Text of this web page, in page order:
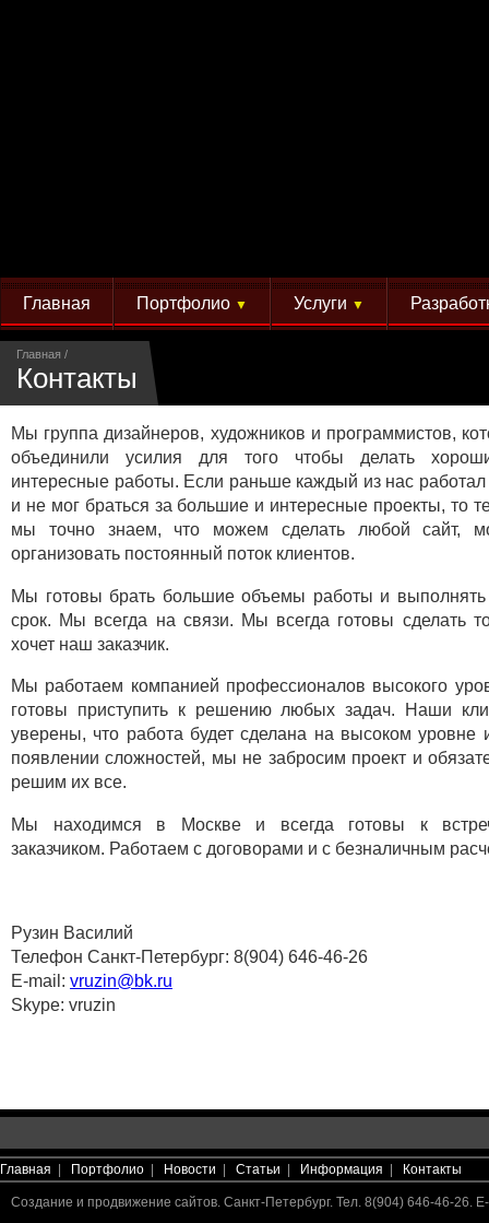
Главная Портфолио ▼ Услуги ▼
Главная
Контакты
Мы группа дизайнеров, художников и программистов,
объединили усилия для того чтобы делать
интересные работы. Если раньше каждый из нас работал
и не мог браться за большие и интересные проекты, то
мы точно знаем, что можем сделать любой сайт,
организовать постоянный поток клиентов.
Мы готовы брать большие объемы работы и
срок. Мы всегда на связи. Мы всегда готовы сделать
хочет наш заказчик.
Мы работаем компанией профессионалов высокого
готовы приступить к решению любых задач. Наши
уверены, что работа будет сделана на высоком уровне
появлении сложностей, мы не забросим проект и
решим их все.
Мы находимся в Москве и всегда готовы к
заказчиком. Работаем с договорами и с безналичным
Рузин Василий
Телефон Санкт-Петербург: 8(904) 646-46-26
E-mail: vruzin@bk.ru
Skype: vruzin
Главная | Портфолио | Новости | Статьи | Информация | Контакты
Создание и продвижение сайтов. Санкт-Петербург. Тел. 8(904) 646-46-26.